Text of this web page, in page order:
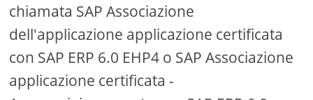
chiamata SAP Associazione
dell'applicazione applicazione certificata
con SAP ERP 6.0 EHP4 o SAP Associazione
applicazione certificata -